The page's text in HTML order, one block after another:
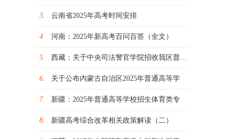
3. 云南省2025年高考时间安排
4. 河南：2025年新高考百问百答（全文）
5. 西藏：关于中央司法警官学院招收我区普通中
6. 关于公布内蒙古自治区2025年普通高等学
7. 新疆：2025年普通高等学校招生体育类专
8. 新疆高考综合改革相关政策解读（二）